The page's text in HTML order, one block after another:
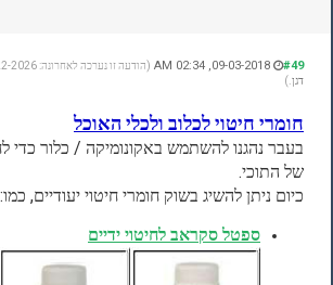
#49 (הודעה זו נערכה לאחרונה: 01-22-2026, 04:54 PM על ידי
דגן .)
חומרי חיטוי לכלוב ולכלי האוכל
בעבר נהגנו להשתמש באקונומיקה / כלור כדי
של התוכי.
כיום ניתן להשיג בשוק חומרי חיטוי יעודיים, כמו:
ספטל סקראב לחיטוי ידיים